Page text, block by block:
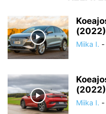
(2022)
Miika I. -
(2022)
Miika I. -